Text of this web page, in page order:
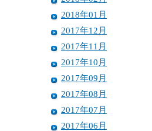
2018年01月
2017年12月
2017年11月
2017年10月
2017年09月
2017年08月
2017年07月
2017年06月